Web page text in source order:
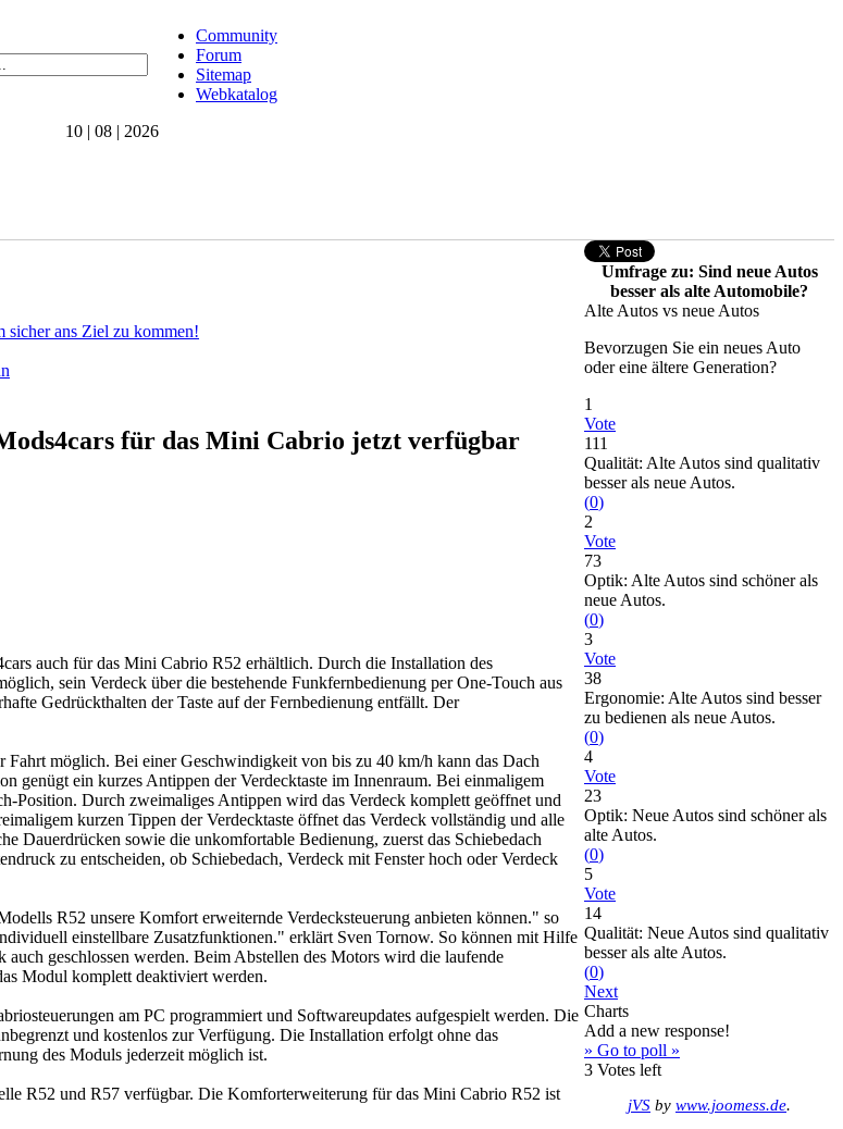
Community
Forum
Sitemap
Webkatalog
10 | 08 | 2026
sicher ans Ziel zu kommen!
für das Mini Cabrio jetzt verfügbar
auch für das Mini Cabrio R52 erhältlich. Durch die Installation des
sein Verdeck über die bestehende Funkfernbedienung per One-Touch aus
Gedrückthalten der Taste auf der Fernbedienung entfällt. Der
möglich. Bei einer Geschwindigkeit von bis zu 40 km/h kann das Dach
genügt ein kurzes Antippen der Verdecktaste im Innenraum. Bei einmaligem
Position. Durch zweimaliges Antippen wird das Verdeck komplett geöffnet und
kurzen Tippen der Verdecktaste öffnet das Verdeck vollständig und alle
Dauerdrücken sowie die unkomfortable Bedienung, zuerst das Schiebedach
zu entscheiden, ob Schiebedach, Verdeck mit Fenster hoch oder Verdeck
R52 unsere Komfort erweiternde Verdecksteuerung anbieten können." so
einstellbare Zusatzfunktionen." erklärt Sven Tornow. So können mit Hilfe
geschlossen werden. Beim Abstellen des Motors wird die laufende
Modul komplett deaktiviert werden.
am PC programmiert und Softwareupdates aufgespielt werden. Die
und kostenlos zur Verfügung. Die Installation erfolgt ohne das
des Moduls jederzeit möglich ist.
R52 und R57 verfügbar. Die Komforterweiterung für das Mini Cabrio R52 ist
Umfrage zu: Sind neue Autos
besser als alte Automobile?
Alte Autos vs neue Autos
Bevorzugen Sie ein neues Auto
oder eine ältere Generation?
1
Vote
111
Qualität: Alte Autos sind qualitativ
besser als neue Autos.
(0)
2
Vote
73
Optik: Alte Autos sind schöner als
neue Autos.
(0)
3
Vote
38
Ergonomie: Alte Autos sind besser
zu bedienen als neue Autos.
(0)
4
Vote
23
Optik: Neue Autos sind schöner als
alte Autos.
(0)
5
Vote
14
Qualität: Neue Autos sind qualitativ
besser als alte Autos.
(0)
Next
Charts
Add a new response!
» Go to poll »
3 Votes left
jVS by www.joomess.de.